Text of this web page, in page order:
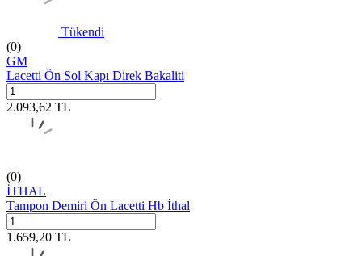
Tükendi
(0)
GM
Lacetti Ön Sol Kapı Direk Bakaliti
2.093,62 TL
(0)
İTHAL
Tampon Demiri Ön Lacetti Hb İthal
1.659,20 TL